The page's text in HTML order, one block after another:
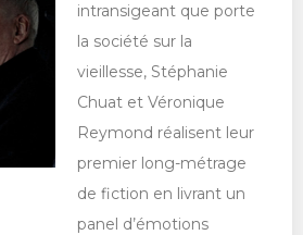
intransigeant que porte
la société sur la
vieillesse, Stéphanie
Chuat et Véronique
Reymond réalisent leur
premier long-métrage
de fiction en livrant un
panel d’émotions